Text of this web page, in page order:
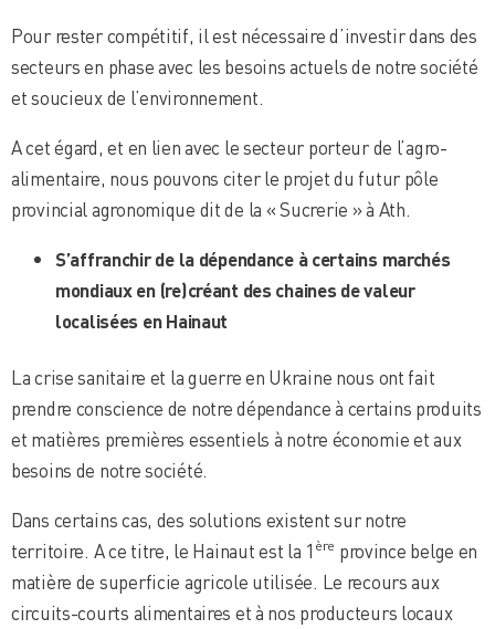
Pour rester compétitif, il est nécessaire d’investir dans des
secteurs en phase avec les besoins actuels de notre société
et soucieux de l’environnement.
A cet égard, et en lien avec le secteur porteur de l’agro-
alimentaire, nous pouvons citer le projet du futur pôle
provincial agronomique dit de la « Sucrerie » à Ath.
S’affranchir de la dépendance à certains marchés
mondiaux en (re)créant des chaines de valeur
localisées en Hainaut
La crise sanitaire et la guerre en Ukraine nous ont fait
prendre conscience de notre dépendance à certains produits
et matières premières essentiels à notre économie et aux
besoins de notre société.
Dans certains cas, des solutions existent sur notre
territoire. A ce titre, le Hainaut est la 1 ère province belge en
matière de superficie agricole utilisée. Le recours aux
circuits-courts alimentaires et à nos producteurs locaux